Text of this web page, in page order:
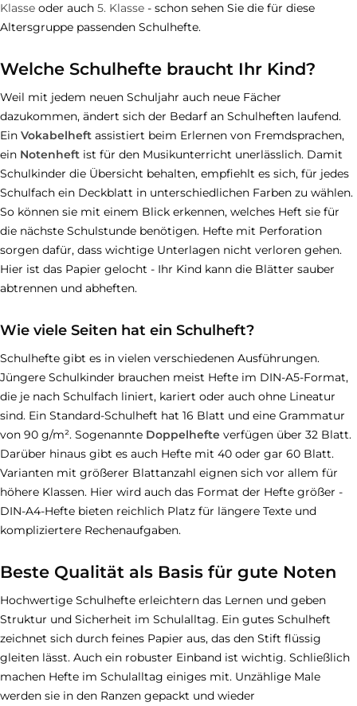
Klasse oder auch 5. Klasse - schon sehen Sie die für diese
Altersgruppe passenden Schulhefte.
Welche Schulhefte braucht Ihr Kind?
Weil mit jedem neuen Schuljahr auch neue Fächer
dazukommen, ändert sich der Bedarf an Schulheften laufend.
Ein Vokabelheft assistiert beim Erlernen von Fremdsprachen,
ein Notenheft ist für den Musikunterricht unerlässlich. Damit
Schulkinder die Übersicht behalten, empfiehlt es sich, für jedes
Schulfach ein Deckblatt in unterschiedlichen Farben zu wählen.
So können sie mit einem Blick erkennen, welches Heft sie für
die nächste Schulstunde benötigen. Hefte mit Perforation
sorgen dafür, dass wichtige Unterlagen nicht verloren gehen.
Hier ist das Papier gelocht - Ihr Kind kann die Blätter sauber
abtrennen und abheften.
Wie viele Seiten hat ein Schulheft?
Schulhefte gibt es in vielen verschiedenen Ausführungen.
Jüngere Schulkinder brauchen meist Hefte im DIN-A5-Format,
die je nach Schulfach liniert, kariert oder auch ohne Lineatur
sind. Ein Standard-Schulheft hat 16 Blatt und eine Grammatur
von 90 g/m². Sogenannte Doppelhefte verfügen über 32 Blatt.
Darüber hinaus gibt es auch Hefte mit 40 oder gar 60 Blatt.
Varianten mit größerer Blattanzahl eignen sich vor allem für
höhere Klassen. Hier wird auch das Format der Hefte größer -
DIN-A4-Hefte bieten reichlich Platz für längere Texte und
kompliziertere Rechenaufgaben.
Beste Qualität als Basis für gute Noten
Hochwertige Schulhefte erleichtern das Lernen und geben
Struktur und Sicherheit im Schulalltag. Ein gutes Schulheft
zeichnet sich durch feines Papier aus, das den Stift flüssig
gleiten lässt. Auch ein robuster Einband ist wichtig. Schließlich
machen Hefte im Schulalltag einiges mit. Unzählige Male
werden sie in den Ranzen gepackt und wieder